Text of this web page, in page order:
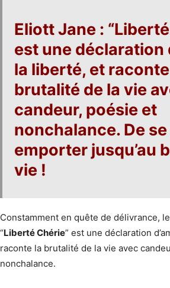
Eliott Jane : “
est une déclaration
la liberté, et
brutalité de la vie
candeur, poésie et
nonchalance. De
emporter jusqu’au
vie !
Constamment en quête de délivrance, le
“Liberté Chérie” est une déclaration
raconte la brutalité de la vie avec
nonchalance.